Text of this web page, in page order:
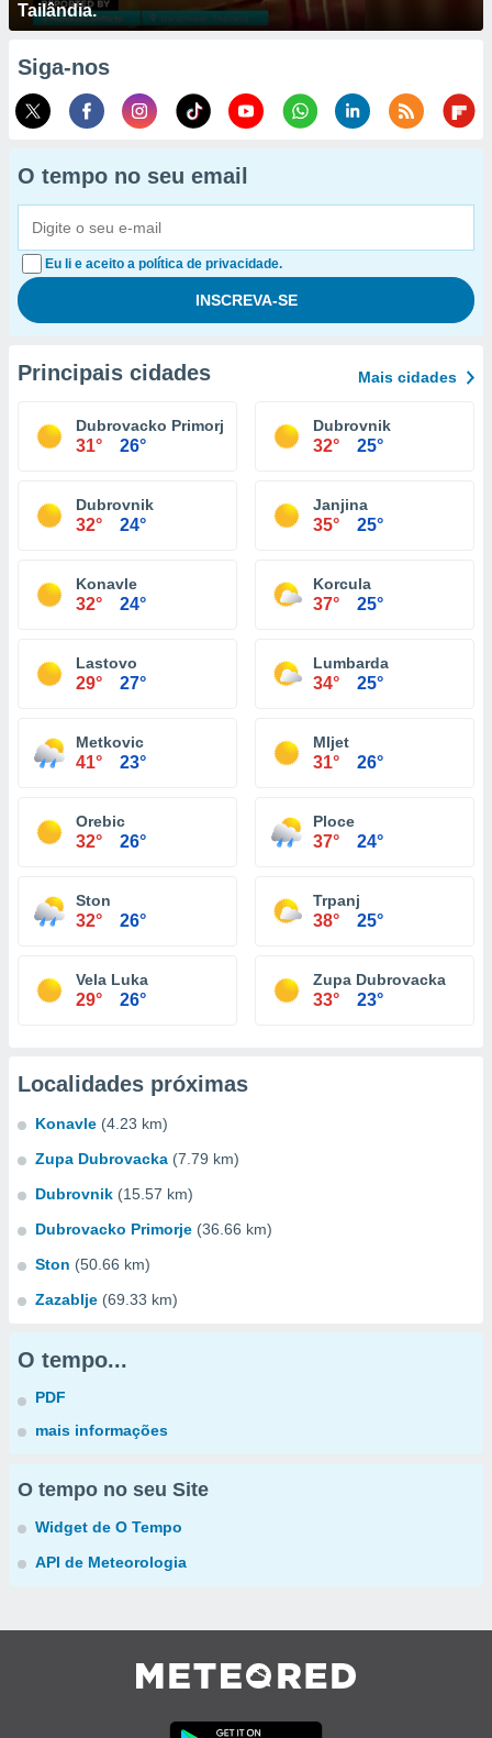
Tailândia.
Siga-nos
O tempo no seu email
Eu li e aceito a política de privacidade.
Principais cidades Mais cidades
Dubrovacko Primorje
31° 26°
Dubrovnik
32° 25°
Dubrovnik
32° 24°
Janjina
35° 25°
Konavle
32° 24°
Korcula
37° 25°
Lastovo
29° 27°
Lumbarda
34° 25°
Metkovic
41° 23°
Mljet
31° 26°
Orebic
32° 26°
Ploce
37° 24°
Ston
32° 26°
Trpanj
38° 25°
Vela Luka
29° 26°
Zupa Dubrovacka
33° 23°
Localidades próximas
Konavle (4.23 km)
Zupa Dubrovacka (7.79 km)
Dubrovnik (15.57 km)
Dubrovacko Primorje (36.66 km)
Ston (50.66 km)
Zazablje (69.33 km)
O tempo...
PDF
mais informações
O tempo no seu Site
Widget de O Tempo
API de Meteorologia